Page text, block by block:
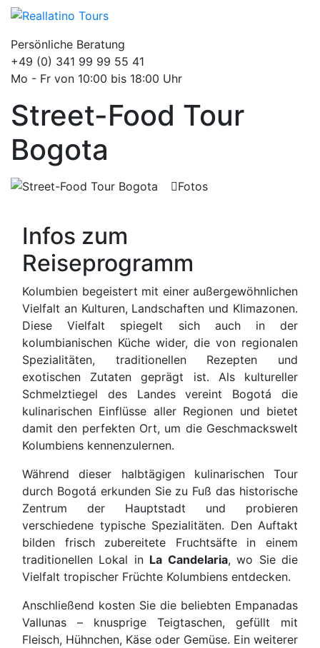
Persönliche Beratung
+49 (0) 341 99 99 55 41
Mo - Fr von 10:00 bis 18:00 Uhr
Street-Food Tour
Bogota
Fotos
Infos zum
Reiseprogramm
Kolumbien begeistert mit einer außergewöhnlichen
Vielfalt an Kulturen, Landschaften und Klimazonen.
Diese Vielfalt spiegelt sich auch in der
kolumbianischen Küche wider, die von regionalen
Spezialitäten, traditionellen Rezepten und
exotischen Zutaten geprägt ist. Als kultureller
Schmelztiegel des Landes vereint Bogotá die
kulinarischen Einflüsse aller Regionen und bietet
damit den perfekten Ort, um die Geschmackswelt
Kolumbiens kennenzulernen.
Während dieser halbtägigen kulinarischen Tour
durch Bogotá erkunden Sie zu Fuß das historische
Zentrum der Hauptstadt und probieren
verschiedene typische Spezialitäten. Den Auftakt
bilden frisch zubereitete Fruchtsäfte in einem
traditionellen Lokal in La Candelaria, wo Sie die
Vielfalt tropischer Früchte Kolumbiens entdecken.
Anschließend kosten Sie die beliebten Empanadas
Vallunas – knusprige Teigtaschen, gefüllt mit
Fleisch, Hühnchen, Käse oder Gemüse. Ein weiterer